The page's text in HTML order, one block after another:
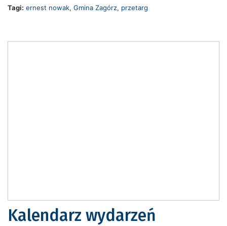
Tagi: ernest nowak, Gmina Zagórz, przetarg
Kalendarz wydarzeń